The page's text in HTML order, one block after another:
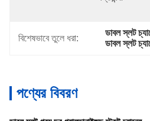
বিশেষভাবে তুলে ধরা:
ডাবল স্লট
ডাবল স্লট
পণ্যের বিবরণ